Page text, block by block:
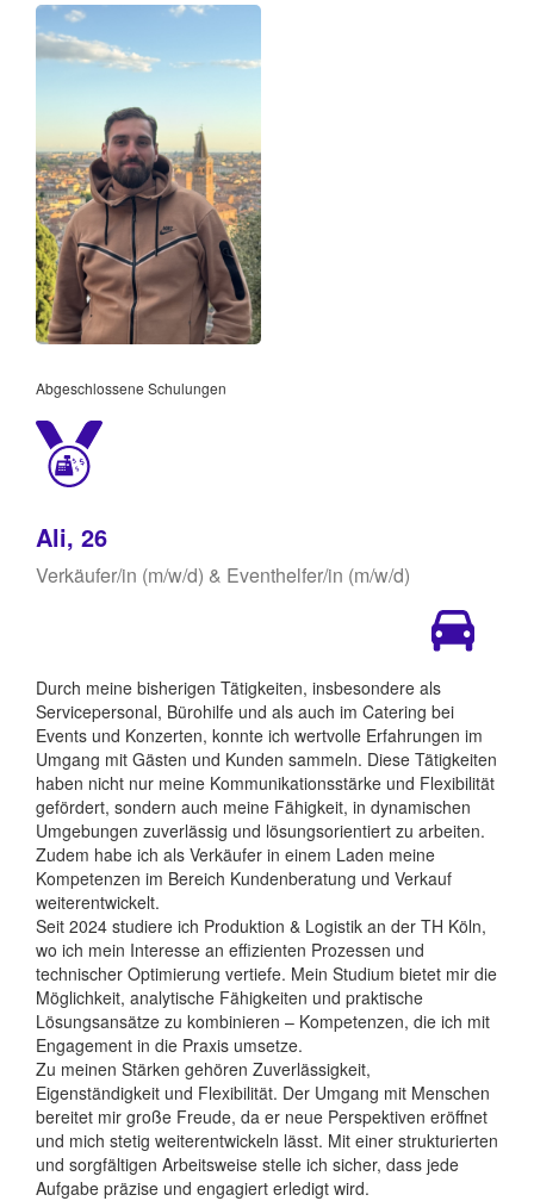
Abgeschlossene Schulungen
Ali, 26
Verkäufer/in (m/w/d) & Eventhelfer/in (m/w/d)
Durch meine bisherigen Tätigkeiten, insbesondere als
Servicepersonal, Bürohilfe und als auch im Catering bei
Events und Konzerten, konnte ich wertvolle Erfahrungen im
Umgang mit Gästen und Kunden sammeln. Diese Tätigkeiten
haben nicht nur meine Kommunikationsstärke und Flexibilität
gefördert, sondern auch meine Fähigkeit, in dynamischen
Umgebungen zuverlässig und lösungsorientiert zu arbeiten.
Zudem habe ich als Verkäufer in einem Laden meine
Kompetenzen im Bereich Kundenberatung und Verkauf
weiterentwickelt.
Seit 2024 studiere ich Produktion & Logistik an der TH Köln,
wo ich mein Interesse an effizienten Prozessen und
technischer Optimierung vertiefe. Mein Studium bietet mir die
Möglichkeit, analytische Fähigkeiten und praktische
Lösungsansätze zu kombinieren – Kompetenzen, die ich mit
Engagement in die Praxis umsetze.
Zu meinen Stärken gehören Zuverlässigkeit,
Eigenständigkeit und Flexibilität. Der Umgang mit Menschen
bereitet mir große Freude, da er neue Perspektiven eröffnet
und mich stetig weiterentwickeln lässt. Mit einer strukturierten
und sorgfältigen Arbeitsweise stelle ich sicher, dass jede
Aufgabe präzise und engagiert erledigt wird.